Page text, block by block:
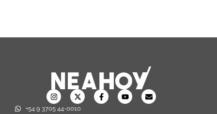
+54 9 3705 44-0010